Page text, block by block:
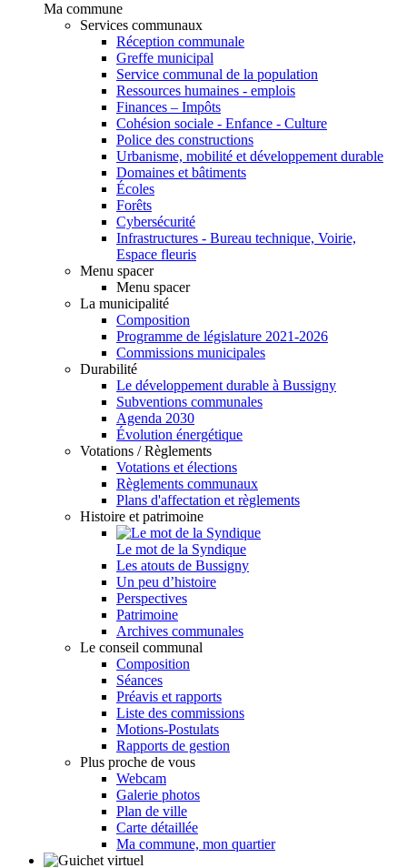
Ma commune
Services communaux
Réception communale
Greffe municipal
Service communal de la population
Ressources humaines - emplois
Finances – Impôts
Cohésion sociale - Enfance - Culture
Police des constructions
Urbanisme, mobilité et développement durable
Domaines et bâtiments
Écoles
Forêts
Cybersécurité
Infrastructures - Bureau technique, Voirie,
Espace fleuris
Menu spacer
Menu spacer
La municipalité
Composition
Programme de législature 2021-2026
Commissions municipales
Durabilité
Le développement durable à Bussigny
Subventions communales
Agenda 2030
Évolution énergétique
Votations / Règlements
Votations et élections
Règlements communaux
Plans d'affectation et règlements
Histoire et patrimoine
Le mot de la Syndique
Les atouts de Bussigny
Un peu d’histoire
Perspectives
Patrimoine
Archives communales
Le conseil communal
Composition
Séances
Préavis et rapports
Liste des commissions
Motions-Postulats
Rapports de gestion
Plus proche de vous
Webcam
Galerie photos
Plan de ville
Carte détaillée
Ma commune, mon quartier